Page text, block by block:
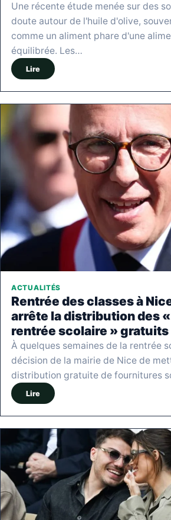
Une récente étude menée sur des
doute autour de l'huile d'olive,
comme un aliment phare d'une
équilibrée. Les…
Lire
ACTUALITÉS
Rentrée des classes à
arrête la distribution des
rentrée scolaire » gratuits
À quelques semaines de la rentrée
décision de la mairie de Nice de
distribution gratuite de fournitures
Lire